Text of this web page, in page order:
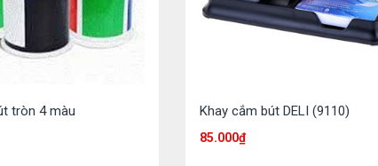
tròn 4 màu Khay cắm bút DELI (9110)
85.000₫